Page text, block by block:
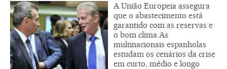
A União Europeia assegura
que o abastecimento está
garantido com as reservas e
o bom clima As
multinacionais espanholas
estudam os cenários da crise
em curto, médio e longo